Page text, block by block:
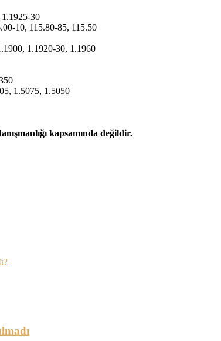
1.1925-30
10, 115.80-85, 115.50
1.1920-30, 1.1960
1.5075, 1.5050
kapsamında değildir.